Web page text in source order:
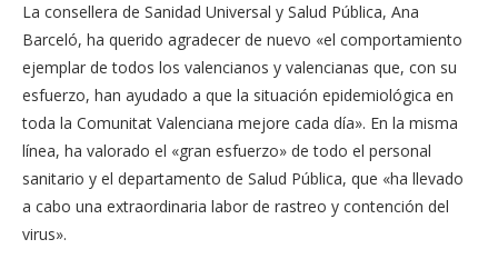
La consellera de Sanidad Universal y Salud Pública, Ana
Barceló, ha querido agradecer de nuevo «el comportamiento
ejemplar de todos los valencianos y valencianas que, con su
esfuerzo, han ayudado a que la situación epidemiológica en
toda la Comunitat Valenciana mejore cada día». En la misma
línea, ha valorado el «gran esfuerzo» de todo el personal
sanitario y el departamento de Salud Pública, que «ha llevado
a cabo una extraordinaria labor de rastreo y contención del
virus».